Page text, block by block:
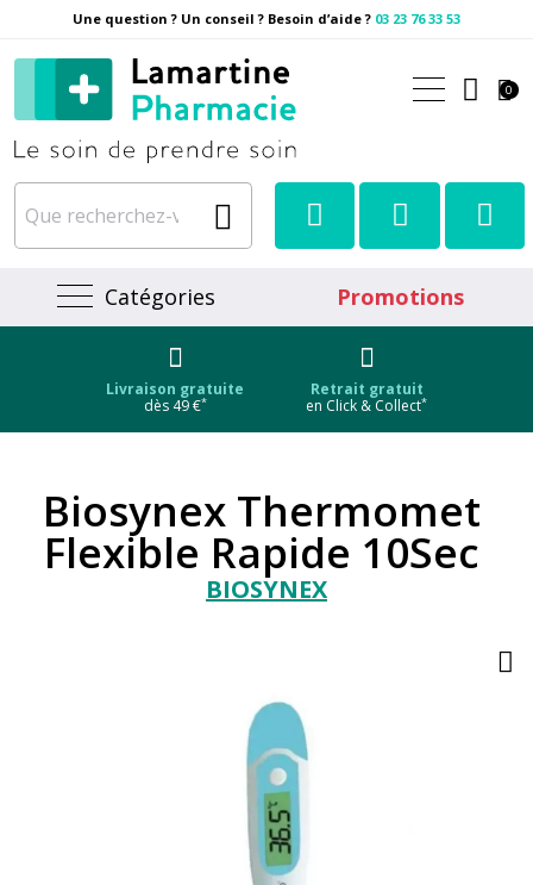
Une question ? Un conseil ? Besoin d’aide ? 03 23 76 33 53
Pharmacie Lamartine
0
Catégories Promotions
Livraison gratuite
dès 49 €*
Retrait gratuit
en Click & Collect*
Biosynex Thermomet
Flexible Rapide 10Sec
BIOSYNEX